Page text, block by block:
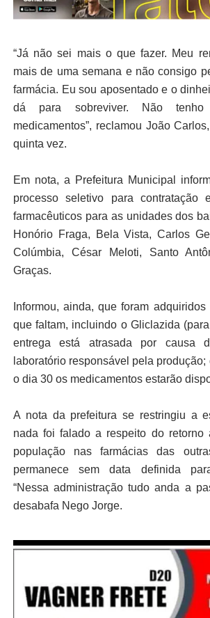
“Já não sei mais o que fazer. Meu
mais de uma semana e não consigo
farmácia. Eu sou aposentado e o
dá para sobreviver. Não tenho
medicamentos”, reclamou João
quinta vez.
Em nota, a Prefeitura Municipal
processo seletivo para contratação
farmacêuticos para as unidades dos
Honório Fraga, Bela Vista, Carlos
Colúmbia, César Meloti, Santo
Graças.
Informou, ainda, que foram
que faltam, incluindo o Gliclazida
entrega está atrasada por causa
laboratório responsável pela
o dia 30 os medicamentos estarão
A nota da prefeitura se restringiu a
nada foi falado a respeito do retorno
população nas farmácias das
permanece sem data definida
“Nessa administração tudo anda a
desabafa Nego Jorge.